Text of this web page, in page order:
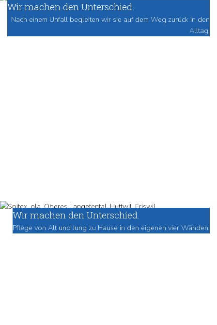
Wir machen den Unterschied.
Nach einem Unfall begleiten wir sie auf dem Weg zurück in den
Alltag.
Wir machen den Unterschied.
Pflege von Alt und Jung zu Hause in den eigenen vier Wänden.